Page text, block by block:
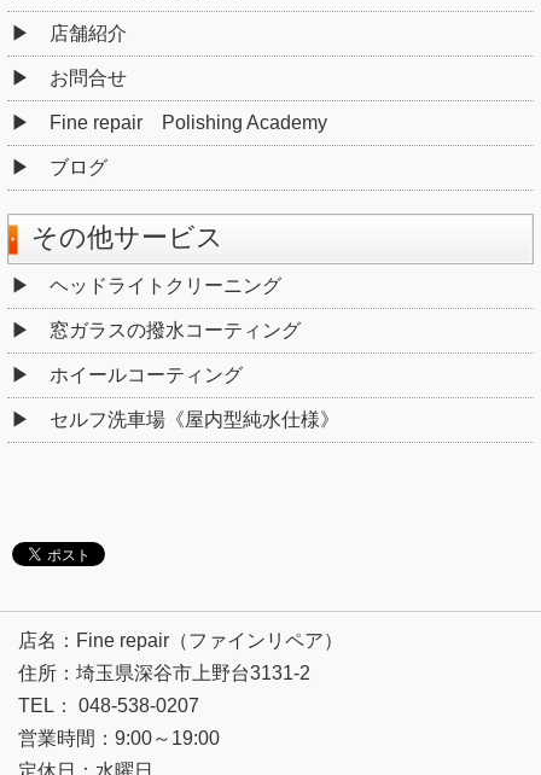
店舗紹介
お問合せ
Fine repair Polishing Academy
ブログ
その他サービス
ヘッドライトクリーニング
窓ガラスの撥水コーティング
ホイールコーティング
セルフ洗車場《屋内型純水仕様》
店名：Fine repair（ファインリペア）
住所：埼玉県深谷市上野台3131-2
TEL： 048-538-0207
営業時間：9:00～19:00
定休日：水曜日